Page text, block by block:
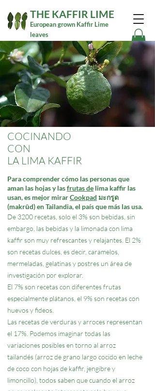
THE KAFFIR LIME
European grown Kaffir Lime
leaves
COCINANDO
CON
LA LIMA KAFFIR
Para comprender cómo las personas que
aman las hojas y lasfrutas de lima kaffir las
usan, es mejor mirarCookpad มะกรูด
(makrūd) en Tailandia, el país que más las usa.
De 3200 recetas, solo el 3% son bebidas, sin
embargo, las bebidas y la limonada con lima
kaffir son muy refrescantes y relajantes. El 2%
son recetas dulces, es decir, caramelos,
mermeladas, gelatinas y postres un área de
investigación por explorar.
El 7% son recetas con diferentes frutas
especialmente plátanos, el 9% son recetas con
huevos y fideos.
Las recetas de verduras y arroces representan
el 17%. Podemos imaginar todas las
variaciones posibles en torno al arroz
tailandés (arroz de grano largo cocido en leche
de coco con hojas de kaffir, jengibre y
limoncillo), todos saben que cuando el arroz